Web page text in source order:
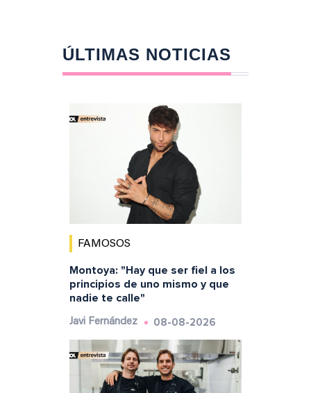
ÚLTIMAS NOTICIAS
FAMOSOS
Montoya: "Hay que ser fiel a los
principios de uno mismo y que
nadie te calle"
Javi Fernández 08-08-2026